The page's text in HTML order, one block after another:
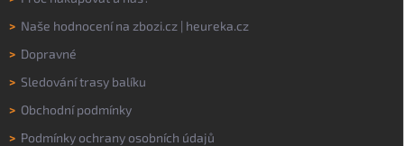
> Naše hodnocení na zbozi.cz | heureka.cz
> Dopravné
> Sledování trasy balíku
> Obchodní podmínky
> Podmínky ochrany osobních údajů